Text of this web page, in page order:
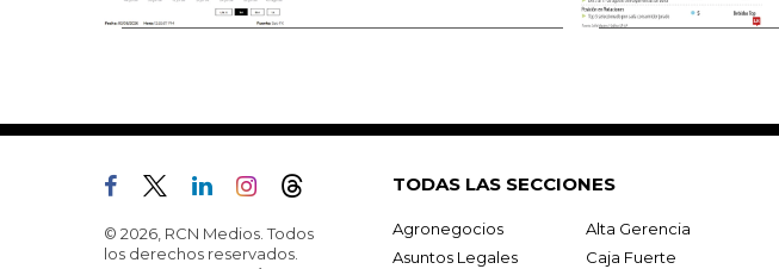
© 2026, RCN Medios. Todos
los derechos reservados.
TODAS LAS SECCIONES
Agronegocios Alta Gerencia
Asuntos Legales
Caja Fuerte